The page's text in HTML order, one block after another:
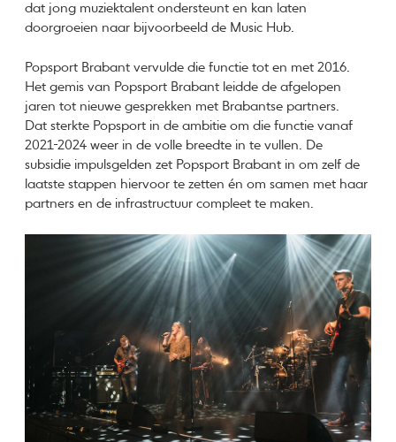
dat jong muziektalent ondersteunt en kan laten
doorgroeien naar bijvoorbeeld de Music Hub.
Popsport Brabant vervulde die functie tot en met 2016.
Het gemis van Popsport Brabant leidde de afgelopen
jaren tot nieuwe gesprekken met Brabantse partners.
Dat sterkte Popsport in de ambitie om die functie vanaf
2021-2024 weer in de volle breedte in te vullen. De
subsidie impulsgelden zet Popsport Brabant in om zelf de
laatste stappen hiervoor te zetten én om samen met haar
partners en de infrastructuur compleet te maken.